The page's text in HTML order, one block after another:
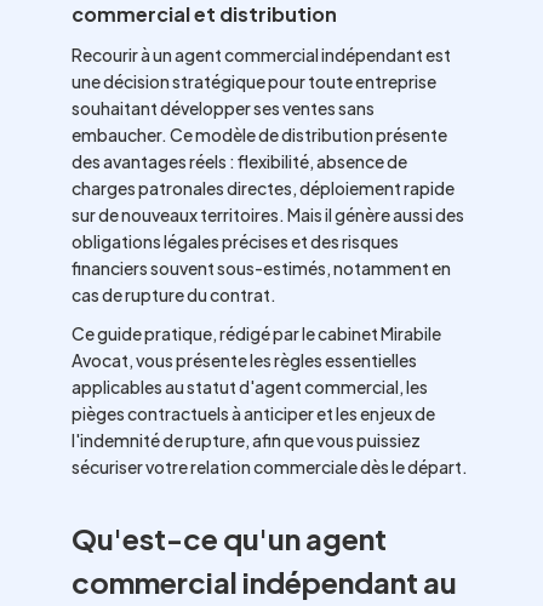
commercial et distribution
Recourir à un agent commercial indépendant est
une décision stratégique pour toute entreprise
souhaitant développer ses ventes sans
embaucher. Ce modèle de distribution présente
des avantages réels : flexibilité, absence de
charges patronales directes, déploiement rapide
sur de nouveaux territoires. Mais il génère aussi des
obligations légales précises et des risques
financiers souvent sous-estimés, notamment en
cas de rupture du contrat.
Ce guide pratique, rédigé par le cabinet Mirabile
Avocat, vous présente les règles essentielles
applicables au statut d'agent commercial, les
pièges contractuels à anticiper et les enjeux de
l'indemnité de rupture, afin que vous puissiez
sécuriser votre relation commerciale dès le départ.
Qu'est-ce qu'un agent
commercial indépendant au